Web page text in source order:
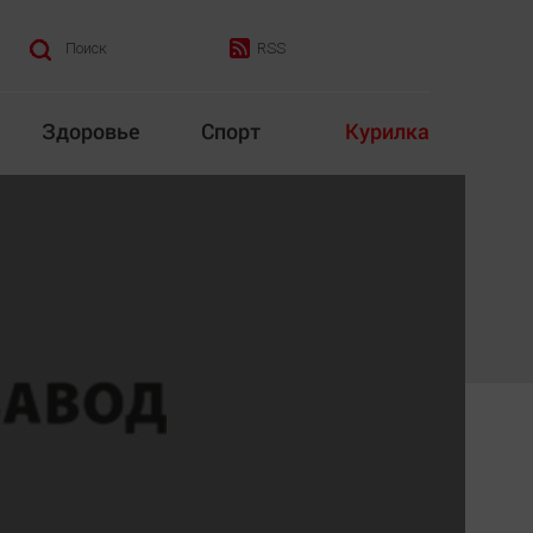
Поиск RSS
Здоровье Спорт Курилка